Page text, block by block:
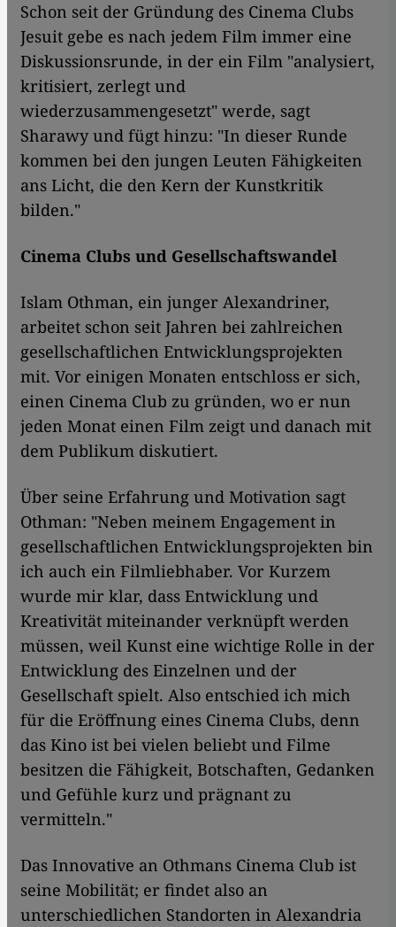
Schon seit der Gründung des Cinema Clubs
Jesuit gebe es nach jedem Film immer eine
Diskussionsrunde, in der ein Film "analysiert,
kritisiert, zerlegt und
wiederzusammengesetzt" werde, sagt
Sharawy und fügt hinzu: "In dieser Runde
kommen bei den jungen Leuten Fähigkeiten
ans Licht, die den Kern der Kunstkritik
bilden."
Cinema Clubs und Gesellschaftswandel
Islam Othman, ein junger Alexandriner,
arbeitet schon seit Jahren bei zahlreichen
gesellschaftlichen Entwicklungsprojekten
mit. Vor einigen Monaten entschloss er sich,
einen Cinema Club zu gründen, wo er nun
jeden Monat einen Film zeigt und danach mit
dem Publikum diskutiert.
Über seine Erfahrung und Motivation sagt
Othman: "Neben meinem Engagement in
gesellschaftlichen Entwicklungsprojekten bin
ich auch ein Filmliebhaber. Vor Kurzem
wurde mir klar, dass Entwicklung und
Kreativität miteinander verknüpft werden
müssen, weil Kunst eine wichtige Rolle in der
Entwicklung des Einzelnen und der
Gesellschaft spielt. Also entschied ich mich
für die Eröffnung eines Cinema Clubs, denn
das Kino ist bei vielen beliebt und Filme
besitzen die Fähigkeit, Botschaften, Gedanken
und Gefühle kurz und prägnant zu
vermitteln."
Das Innovative an Othmans Cinema Club ist
seine Mobilität; er findet also an
unterschiedlichen Standorten in Alexandria